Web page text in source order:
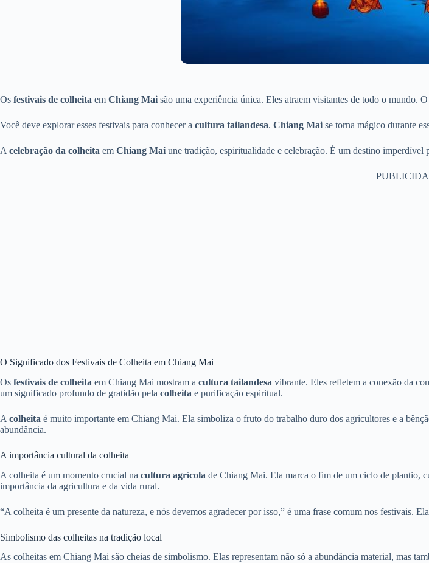
Os festivais de colheita em Chiang Mai são uma experiência única. Eles atraem visitantes de todo o mundo.
Você deve explorar esses festivais para conhecer a cultura tailandesa. Chiang Mai se torna mágico durante
A celebração da colheita em Chiang Mai une tradição, espiritualidade e celebração. É um destino imperdível
O Significado dos Festivais de Colheita em Chiang Mai
Os festivais de colheita em Chiang Mai mostram a cultura tailandesa vibrante. Eles refletem a conexão da
um significado profundo de gratidão pela colheita e purificação espiritual.
A colheita é muito importante em Chiang Mai. Ela simboliza o fruto do trabalho duro dos agricultores e a
abundância.
A importância cultural da colheita
A colheita é um momento crucial na cultura agrícola de Chiang Mai. Ela marca o fim de um ciclo de plantio,
importância da agricultura e da vida rural.
“A colheita é um presente da natureza, e nós devemos agradecer por isso,” é uma frase comum nos festivais.
Simbolismo das colheitas na tradição local
As colheitas em Chiang Mai são cheias de simbolismo. Elas representam não só a abundância material, mas